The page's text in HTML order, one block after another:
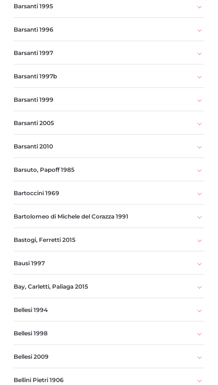
Barsanti 1995
Barsanti 1996
Barsanti 1997
Barsanti 1997b
Barsanti 1999
Barsanti 2005
Barsanti 2010
Barsuto, Papoff 1985
Bartoccini 1969
Bartolomeo di Michele del Corazza 1991
Bastogi, Ferretti 2015
Bausi 1997
Bay, Carletti, Paliaga 2015
Bellesi 1994
Bellesi 1998
Bellesi 2009
Bellini Pietri 1906